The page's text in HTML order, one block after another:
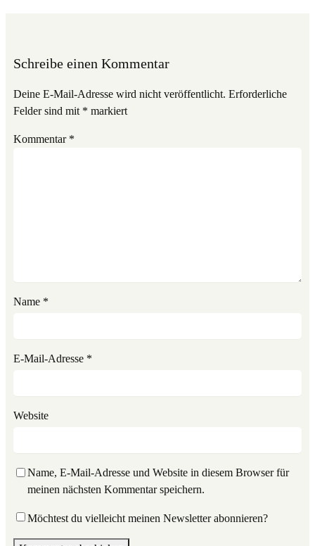
Schreibe einen Kommentar
Deine E-Mail-Adresse wird nicht veröffentlicht. Erforderliche
Felder sind mit * markiert
Kommentar *
Name *
E-Mail-Adresse *
Website
Name, E-Mail-Adresse und Website in diesem Browser für
meinen nächsten Kommentar speichern.
Möchtest du vielleicht meinen Newsletter abonnieren?